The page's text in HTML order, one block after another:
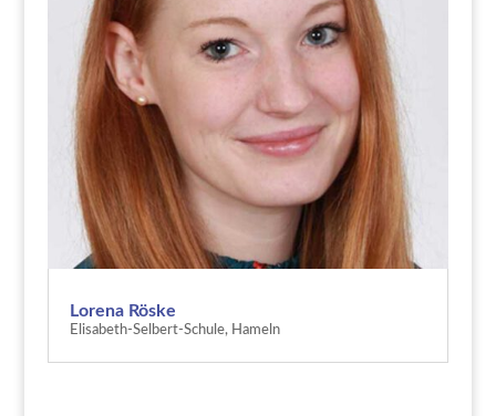
Lorena Röske
Elisabeth-Selbert-Schule, Hameln